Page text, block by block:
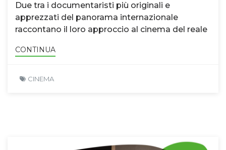
Due tra i documentaristi più originali e
apprezzati del panorama internazionale
raccontano il loro approccio al cinema del reale
CONTINUA
CINEMA